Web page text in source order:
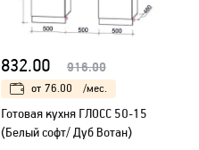
832.00 916.00
от 76.00 /мес.
Готовая кухня ГЛОСС 50-15
(Белый софт/ Дуб Вотан)